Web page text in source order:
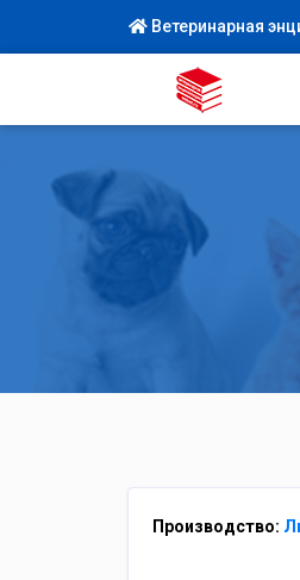
Ветеринарная
Производство: